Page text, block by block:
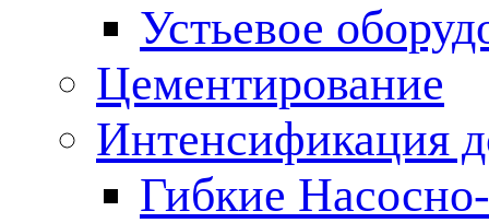
Устьевое
Цементирование
Интенсификация
Гибкие